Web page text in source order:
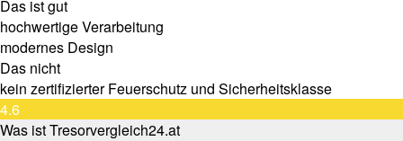
Das ist gut
hochwertige Verarbeitung
modernes Design
Das nicht
kein zertifizierter Feuerschutz und Sicherheitsklasse
4.6
Was ist Tresorvergleich24.at